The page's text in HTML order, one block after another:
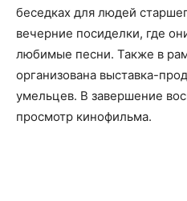
беседках для людей
вечерние посиделки, где
любимые песни. Также в
организована выставка-
умельцев. В завершение
просмотр кинофильма.